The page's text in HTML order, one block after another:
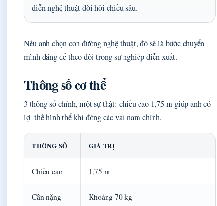
diễn nghệ thuật đòi hỏi chiều sâu.
Nếu anh chọn con đường nghệ thuật, đó sẽ là bước chuyển
mình đáng để theo dõi trong sự nghiệp diễn xuất.
Thông số cơ thể
3 thông số chính, một sự thật: chiều cao 1,75 m giúp anh có
lợi thế hình thể khi đóng các vai nam chính.
THÔNG SỐ GIÁ TRỊ
Chiều cao 1,75 m
Cân nặng Khoảng 70 kg